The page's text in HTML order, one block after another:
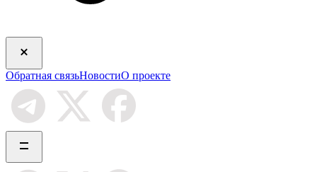
Обратная связьНовостиО проекте